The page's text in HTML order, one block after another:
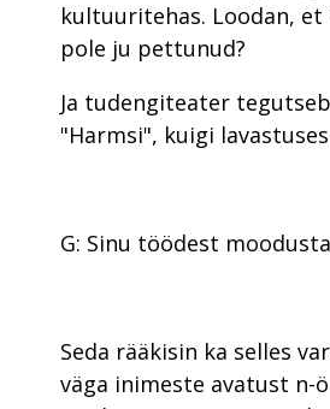
kultuuritehas. Loodan, et
pole ju pettunud?
Ja tudengiteater
"Harmsi", kuigi
G: Sinu töödest
Seda rääkisin ka selles
väga inimeste avatust n-